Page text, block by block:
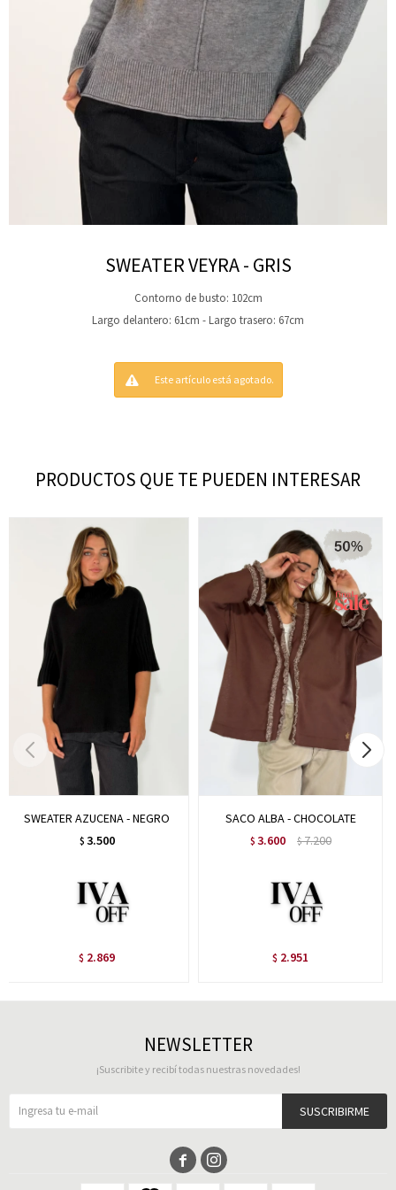
SWEATER VEYRA - GRIS
Contorno de busto: 102cm
Largo delantero: 61cm - Largo trasero: 67cm
Este artículo está agotado.
PRODUCTOS QUE TE PUEDEN INTERESAR
SWEATER AZUCENA - NEGRO
$ 3.500
$ 2.869
SACO ALBA - CHOCOLATE
$ 3.600 $7.200
$ 2.951
NEWSLETTER
¡Suscribite y recibí todas nuestras novedades!
SUSCRIBIRME
 